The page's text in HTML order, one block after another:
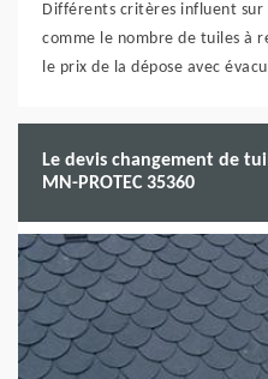
Différents critères influent
comme le nombre de tuiles à
le prix de la dépose avec
Le devis changement de
MN-PROTEC 35360